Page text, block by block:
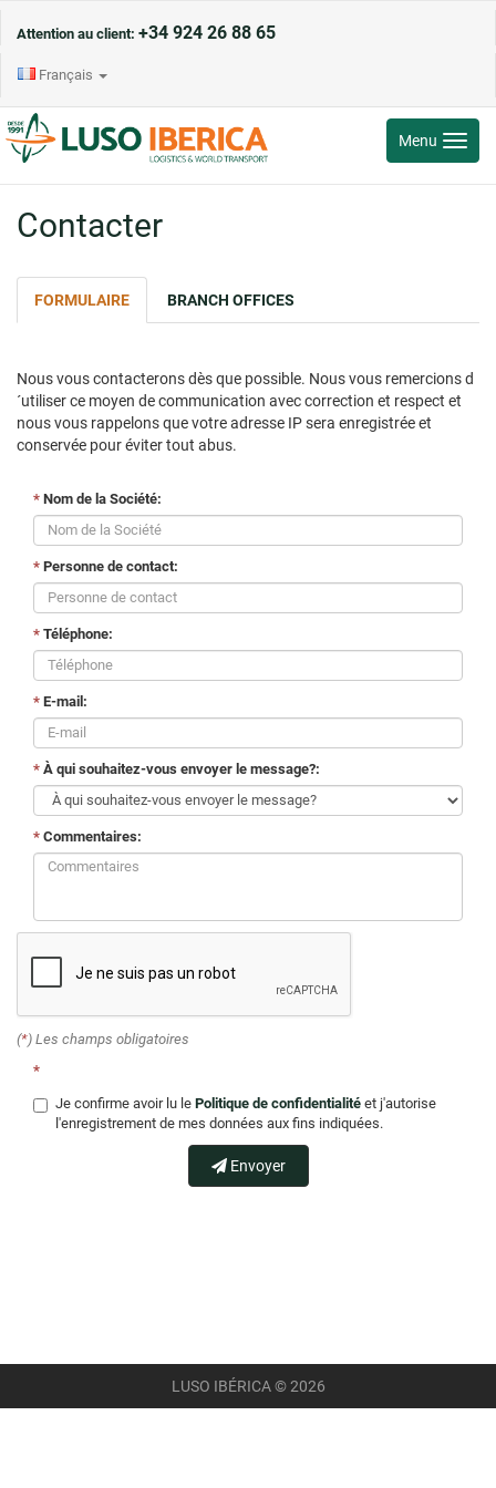
Attention au client: +34 924 26 88 65
Français
Toggle
Menu
Contacter
FORMULAIRE BRANCH OFFICES
Nous vous contacterons dès que possible. Nous vous remercions d
´utiliser ce moyen de communication avec correction et respect et
nous vous rappelons que votre adresse IP sera enregistrée et
conservée pour éviter tout abus.
* Nom de la Société:
* Personne de contact:
* Téléphone:
* E-mail:
* À qui souhaitez-vous envoyer le message?:
* Commentaires:
(*) Les champs obligatoires
*
Je confirme avoir lu le Politique de confidentialité et j'autorise
l'enregistrement de mes données aux fins indiquées.
Envoyer
LUSO IBÉRICA © 2026